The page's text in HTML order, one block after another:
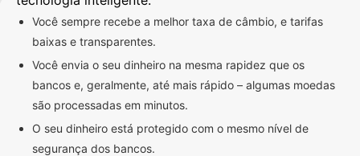
Você sempre recebe a melhor taxa de câmbio, e tarifas
baixas e transparentes.
Você envia o seu dinheiro na mesma rapidez que os
bancos e, geralmente, até mais rápido – algumas moedas
são processadas em minutos.
O seu dinheiro está protegido com o mesmo nível de
segurança dos bancos.